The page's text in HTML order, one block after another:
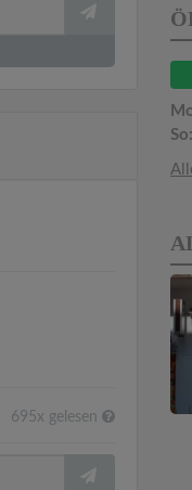
695x gelesen
So: